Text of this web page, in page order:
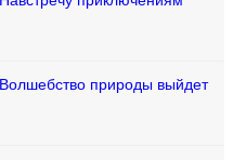
природы выйдет